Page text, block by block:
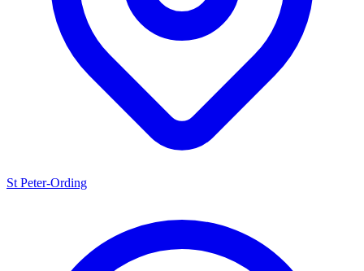
St Peter-Ording